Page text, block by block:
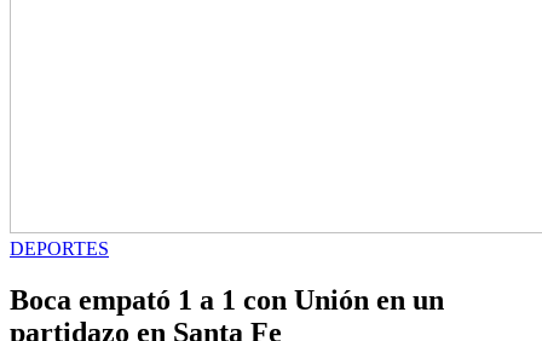
DEPORTES
Boca empató 1 a 1 con Unión en un
partidazo en Santa Fe